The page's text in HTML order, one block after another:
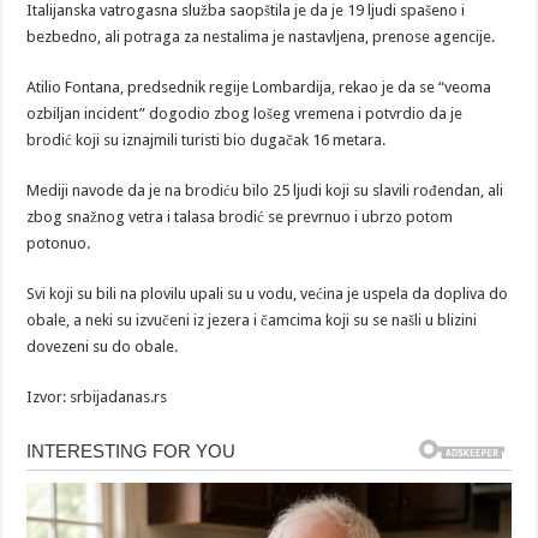
Italijanska vatrogasna služba saopštila je da je 19 ljudi spašeno i
bezbedno, ali potraga za nestalima je nastavljena, prenose agencije.
Atilio Fontana, predsednik regije Lombardija, rekao je da se “veoma
ozbiljan incident” dogodio zbog lošeg vremena i potvrdio da je
brodić koji su iznajmili turisti bio dugačak 16 metara.
Mediji navode da je na brodiću bilo 25 ljudi koji su slavili rođendan, ali
zbog snažnog vetra i talasa brodić se prevrnuo i ubrzo potom
potonuo.
Svi koji su bili na plovilu upali su u vodu, većina je uspela da dopliva do
obale, a neki su izvučeni iz jezera i čamcima koji su se našli u blizini
dovezeni su do obale.
Izvor: srbijadanas.rs